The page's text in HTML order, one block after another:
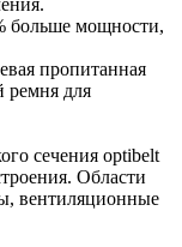
мощности,
пропитанная
ремня для
сечения optibelt
Области
вентиляционные